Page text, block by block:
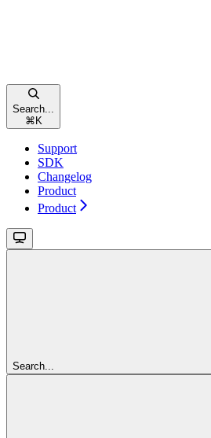
Search...
⌘ K
Support
SDK
Changelog
Product
Product
Search...